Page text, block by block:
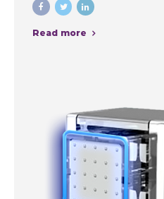
Read more